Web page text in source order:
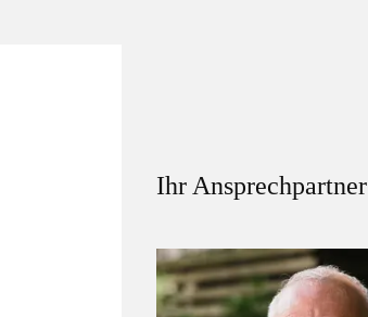
Ihr Ansprechpartner